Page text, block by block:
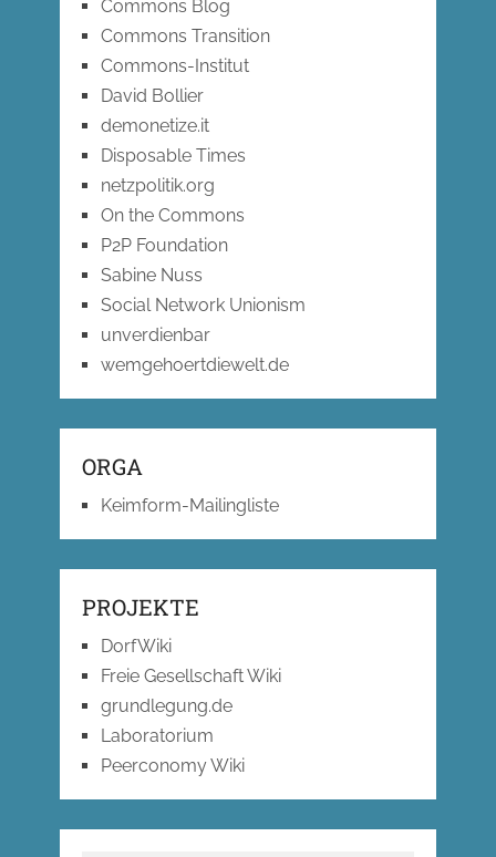
Commons Blog
Commons Transition
Commons-Institut
David Bollier
demonetize.it
Disposable Times
netzpolitik.org
On the Commons
P2P Foundation
Sabine Nuss
Social Network Unionism
unverdienbar
wemgehoertdiewelt.de
ORGA
Keimform-Mailingliste
PROJEKTE
DorfWiki
Freie Gesellschaft Wiki
grundlegung.de
Laboratorium
Peerconomy Wiki